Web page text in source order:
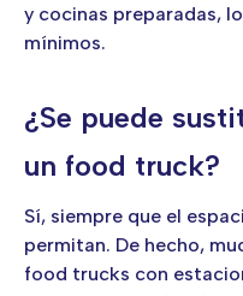
y cocinas preparadas,
mínimos.
¿Se puede
un food truck?
Sí, siempre que el
permitan. De hecho,
food trucks con